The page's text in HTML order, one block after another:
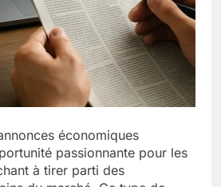
économiques
passionnante pour les
à tirer parti des